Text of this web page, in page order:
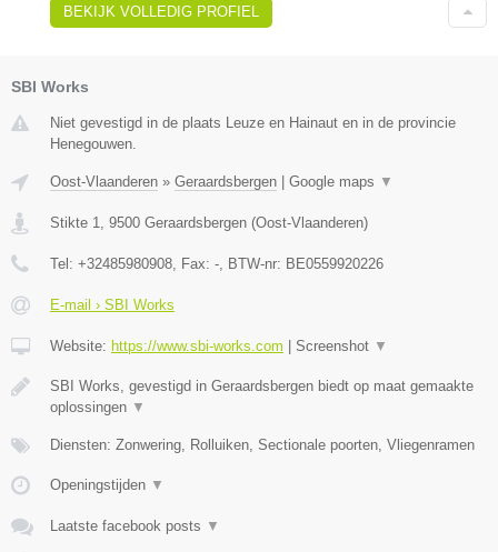
BEKIJK VOLLEDIG PROFIEL
SBI Works
Niet gevestigd in de plaats Leuze en Hainaut en in de provincie
Henegouwen.
Oost-Vlaanderen » Geraardsbergen | Google maps ▼
Stikte 1 9500 Geraardsbergen (Oost-Vlaanderen)
Tel: +32485980908 , Fax: - , BTW-nr: BE0559920226
E-mail › SBI Works
Website: https://www.sbi-works.com | Screenshot ▼
SBI Works, gevestigd in Geraardsbergen biedt op maat gemaakte
oplossingen ▼
Diensten: Zonwering, Rolluiken, Sectionale poorten, Vliegenramen
Openingstijden ▼
Laatste facebook posts ▼